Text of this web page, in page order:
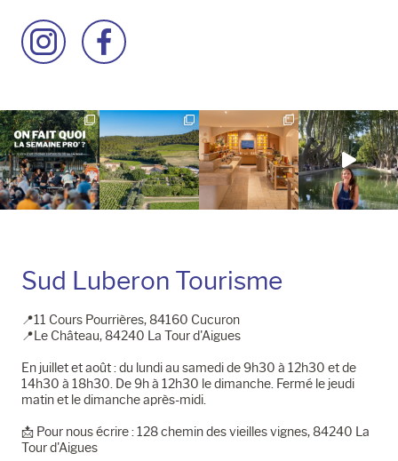
Accéder
à
Instagram
Accéder
à
Facebook
Sud Luberon Tourisme
📍11 Cours Pourrières, 84160 Cucuron
📍Le Château, 84240 La Tour d'Aigues
En juillet et août : du lundi au samedi de 9h30 à 12h30 et de
14h30 à 18h30. De 9h à 12h30 le dimanche. Fermé le jeudi
matin et le dimanche après-midi.
📩​ Pour nous écrire : 128 chemin des vieilles vignes, 84240 La
Tour d'Aigues